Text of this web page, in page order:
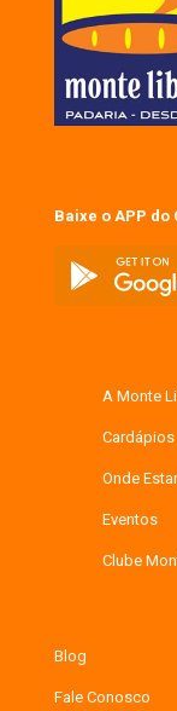
Baixe o APP do
A Monte
Cardápios
Onde
Eventos
Clube
Blog
Fale Conosco